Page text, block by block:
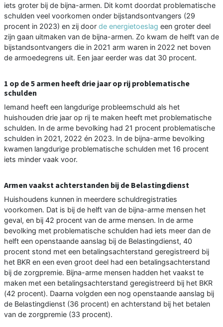
iets groter bij de bijna-armen. Dit komt doordat problematische
schulden veel voorkomen onder bijstandsontvangers (29
procent in 2023) en zij door de energietoeslag een groter deel
zijn gaan uitmaken van de bijna-armen. Zo kwam de helft van de
bijstandsontvangers die in 2021 arm waren in 2022 net boven
de armoedegrens uit. Een jaar eerder was dat 30 procent.
1 op de 5 armen heeft drie jaar op rij problematische
schulden
Iemand heeft een langdurige probleemschuld als het
huishouden drie jaar op rij te maken heeft met problematische
schulden. In de arme bevolking had 21 procent problematische
schulden in 2021, 2022 én 2023. In de bijna-arme bevolking
kwamen langdurige problematische schulden met 16 procent
iets minder vaak voor.
Armen vaakst achterstanden bij de Belastingdienst
Huishoudens kunnen in meerdere schuldregistraties
voorkomen. Dat is bij de helft van de bijna-arme mensen het
geval, en bij 42 procent van de arme mensen. In de arme
bevolking met problematische schulden had iets meer dan de
helft een openstaande aanslag bij de Belastingdienst, 40
procent stond met een betalingsachterstand geregistreerd bij
het BKR en een even groot deel had een betalingsachterstand
bij de zorgpremie. Bijna-arme mensen hadden het vaakst te
maken met een betalingsachterstand geregistreerd bij het BKR
(42 procent). Daarna volgden een nog openstaande aanslag bij
de Belastingdienst (36 procent) en achterstand bij het betalen
van de zorgpremie (33 procent).